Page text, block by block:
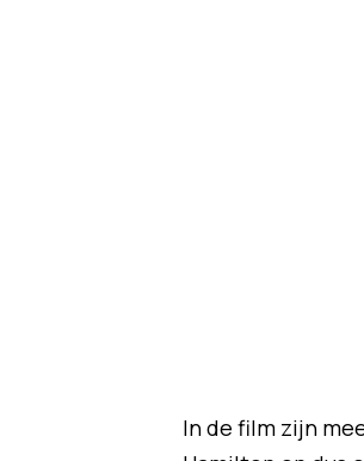
In de film zijn